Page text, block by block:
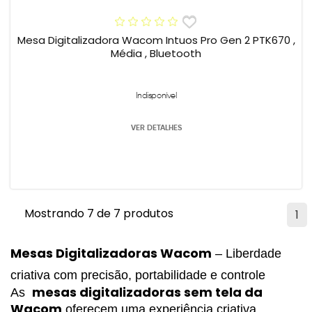
Mesa Digitalizadora Wacom Intuos Pro Gen 2 PTK670 ,
Média , Bluetooth
Indisponível
VER DETALHES
1
Mostrando 7 de 7 produtos
Mesas Digitalizadoras Wacom – Liberdade
criativa com precisão, portabilidade e controle
As mesas digitalizadoras sem tela da
oferecem uma experiência criativa